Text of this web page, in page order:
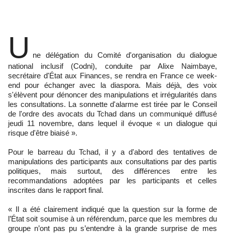
U
ne délégation du Comité d'organisation du dialogue
national inclusif (Codni), conduite par Alixe Naimbaye,
secrétaire d'État aux Finances, se rendra en France ce week-
end pour échanger avec la diaspora. Mais déjà, des voix
s'élèvent pour dénoncer des manipulations et irrégularités dans
les consultations. La sonnette d'alarme est tirée par le Conseil
de l'ordre des avocats du Tchad dans un communiqué diffusé
jeudi 11 novembre, dans lequel il évoque « un dialogue qui
risque d'être biaisé ».
Pour le barreau du Tchad, il y a d'abord des tentatives de
manipulations des participants aux consultations par des partis
politiques, mais surtout, des différences entre les
recommandations adoptées par les participants et celles
inscrites dans le rapport final.
« Il a été clairement indiqué que la question sur la forme de
l’État soit soumise à un référendum, parce que les membres du
groupe n’ont pas pu s’entendre à la grande surprise de mes